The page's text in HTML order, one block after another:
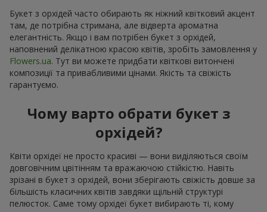
Букет з орхідей часто обирають як ніжний квітковий акцент
там, де потрібна стримана, але відверта ароматна
елегантність. Якщо і вам потрібен букет з орхідей,
наповнений делікатною красою квітів, зробіть замовлення у
Flowers.ua. Тут ви можете придбати квіткові витончені
композиції та привабливими цінами. Якість та свіжість
гарантуємо.
Чому варто обрати букет з
орхідей?
Квіти орхідеї не просто красиві — вони виділяються своїм
довговічним цвітінням та вражаючою стійкістю. Навіть
зрізані в букет з орхідей, вони зберігають свіжість довше за
більшість класичних квітів завдяки щільній структурі
пелюсток. Саме тому орхідеї букет вибирають ті, кому